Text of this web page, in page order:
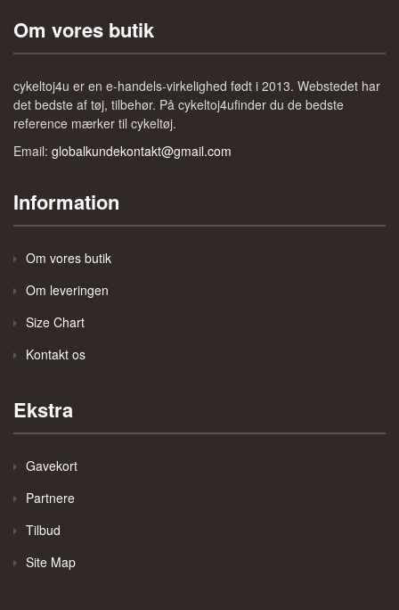
Om vores butik
cykeltoj4u er en e-handels-virkelighed født i 2013. Webstedet har
det bedste af tøj, tilbehør. På cykeltoj4ufinder du de bedste
reference mærker til cykeltøj.
Email: globalkundekontakt@gmail.com
Information
Om vores butik
Om leveringen
Size Chart
Kontakt os
Ekstra
Gavekort
Partnere
Tilbud
Site Map